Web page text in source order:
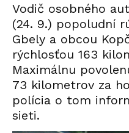
Vodič osobného
(24. 9.) popoludní
Gbely a obcou
rýchlosťou 163
Maximálnu
73 kilometrov za
polícia o tom
sieti.